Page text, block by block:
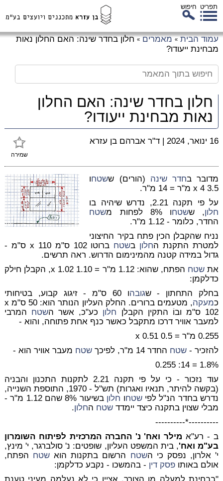
תפריט חיפוש
עמוד הבית » מאמרים » חלון בחדר שינה: האם החלון נאות
מבחינת ייעודו?
חלון בחדר שינה: האם החלון
נאות מבחינת ייעודו?
שמירה
16 ינואר, 2024 | ד"ר אברהם בן עזרא
מדובר בחדר שינה (הורים) ששטחו
3.5 x 4 מ"ר = 14 מ"ר.
על פי תקנה 2.21, נדרש שיהיה בו
חלון, ששטחו 8% לפחות מ
שטח
החדר, כלומר - 1.12 מ"ר.
נניח שהקבלן הכין פתח בקיר החיצוני
למטרת התקנת החלון בשטח
ברוטו 102 ס"מ x 110 ס"מ -
גדול במידה קטנה מהמינימום הדרוש. ראה תרשים.
אתשטח
הפתח, שהוא: 1.12 מ"ר = 1.10 x 1.02, הקבלן חילק
כדלקמן:
בחלק התחתון - שגובה
ו 60 ס"מ - זיגוג קבוע, בטיחותי
כמעקה
, מטעמים ברורים. החלק העליון הנותר הוא: 50 ס"מ x
102 ס"מ ובוֹ התקין הקבלן
חלון כע"כ, אשר השטח המרבי
למעבר אוויר דרכו מתקבל כאשר כנף אחת פתוחה, והוא -
0.255מ"ר = 0.5 x 0.51
להזכיר - שטח החדר 14 מ"ר, לפיכך שטח מעבר אוויר הוא -
1.8%
= 14: 0.255
עוד נזכור - כי על פי תקנה 2.21 לתקנות התכנון והבניה
(בקשה להיתר, תנאיו ואגרות) תש"ל - 1970, התוספת השנייה,
נדרש בחדר הנ"ל לפישטחו חלון
בשיעור 8% שהם 1.12 מ"ר -
מבלי שצוין בתקנה כיצד יימדד שטח החלון.
----------*----------
ב - רע"א מילר ואח' נ' החברה המרכזית לפיתוח השומרון
בע"מ ואח', בית המשפט העליון, שופטים: נ' סולברגר, י' מינץ,
י' אלרון, נפסק כי השטח הרשום בתקנות הוא שטח הפתח,
אולם באותו פסק דין - בהמשכו - נקבע כדלקמן:
"בבחינת למעלה מן הצורך, אציין כי לא נעלמה מעיני טענת